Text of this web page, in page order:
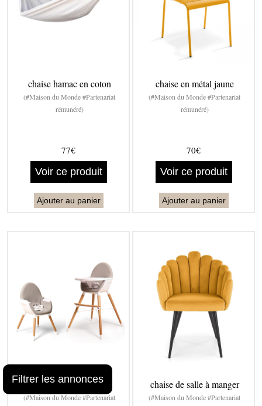
chaise hamac en coton
(#Maison du Monde #Partenariat
rémunéré)
77€
Voir ce produit
Ajouter au panier
chaise en métal jaune
(#Maison du Monde #Partenariat
rémunéré)
70€
Voir ce produit
Ajouter au panier
chaise haute évolutive
(#Maison du Monde #Partenariat
chaise de salle à manger
(#Maison du Monde #Partenariat
Filtrer les annonces